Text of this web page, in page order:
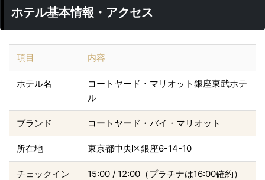
ホテル基本情報・アクセス
項目 内容
ホテル名
コートヤード・マリオット銀座東武ホテ
ル
ブランド コートヤード・バイ・マリオット
所在地 東京都中央区銀座6-14-10
チェックイン
15:00 / 12:00（プラチナは16:00確約）